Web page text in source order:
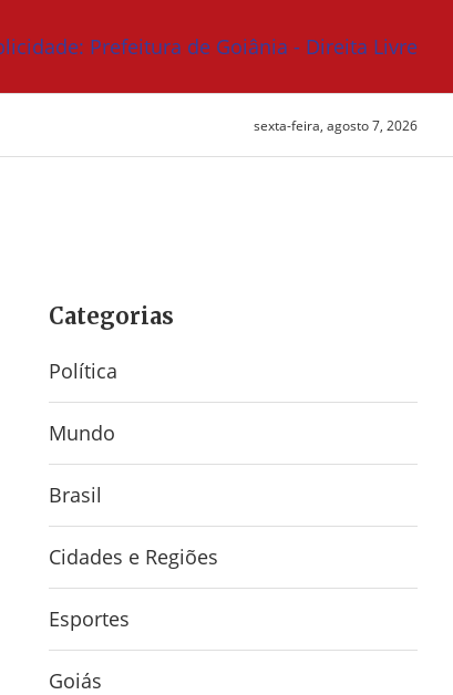
sexta-feira, agosto 7, 2026
Categorias
Política
Mundo
Brasil
Cidades e Regiões
Esportes
Goiás